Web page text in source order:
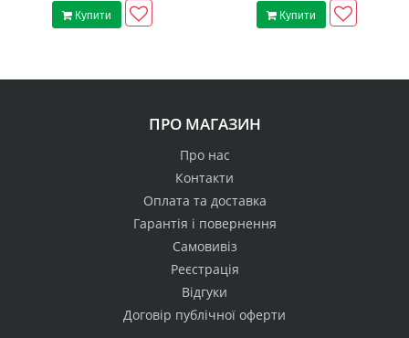
Купити Купити
ПРО МАГАЗИН
Про нас
Контакти
Оплата та доставка
Гарантія і повернення
Самовивіз
Реєстрація
Відгуки
Договір публічної оферти